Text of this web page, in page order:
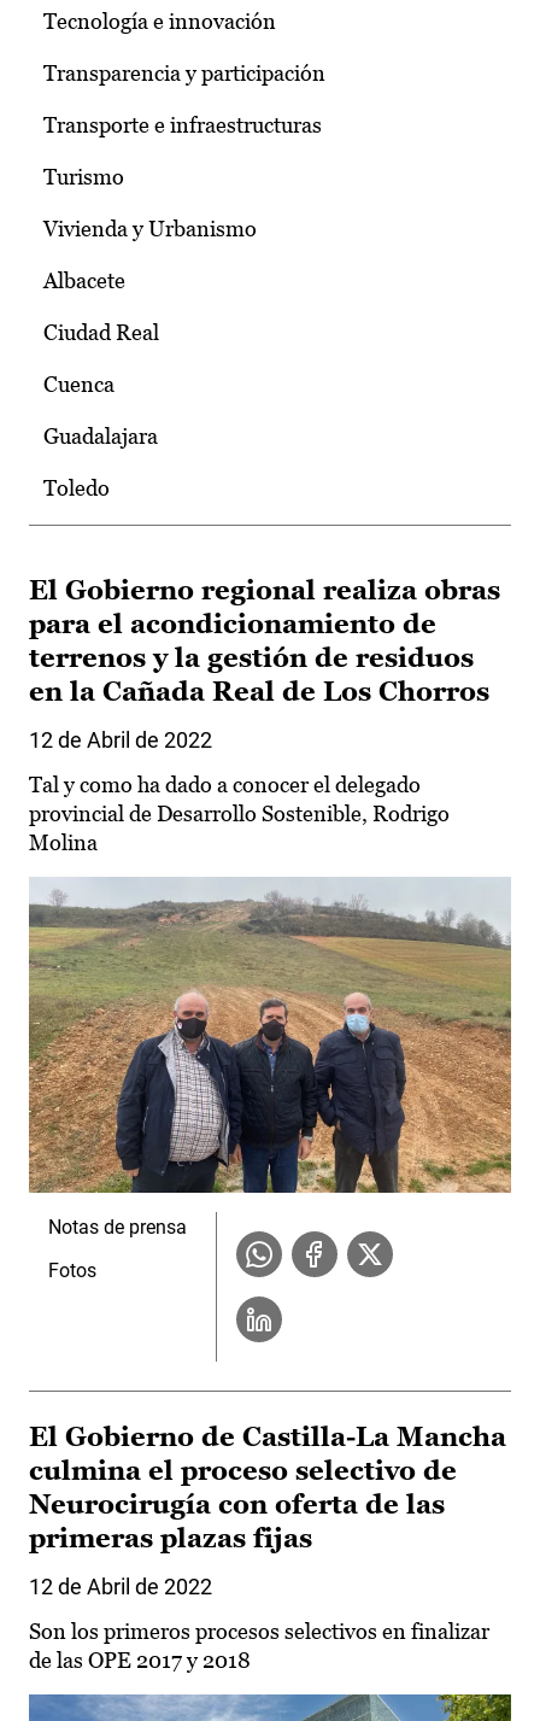
Tecnología e innovación
Transparencia y participación
Transporte e infraestructuras
Turismo
Vivienda y Urbanismo
Albacete
Ciudad Real
Cuenca
Guadalajara
Toledo
El Gobierno regional realiza obras
para el acondicionamiento de
terrenos y la gestión de residuos
en la Cañada Real de Los Chorros
12 de Abril de 2022
Tal y como ha dado a conocer el delegado
provincial de Desarrollo Sostenible, Rodrigo
Molina
Notas de prensa
Fotos
El Gobierno de Castilla-La Mancha
culmina el proceso selectivo de
Neurocirugía con oferta de las
primeras plazas fijas
12 de Abril de 2022
Son los primeros procesos selectivos en finalizar
de las OPE 2017 y 2018